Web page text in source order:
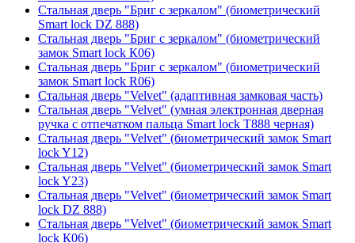
Стальная дверь "Бриг с зеркалом" (биометрический
Smart lock DZ 888)
Стальная дверь "Бриг с зеркалом" (биометрический
замок Smart lock К06)
Стальная дверь "Бриг с зеркалом" (биометрический
замок Smart lock R06)
Стальная дверь "Velvet" (адаптивная замковая часть)
Стальная дверь "Velvet" (умная электронная дверная
ручка с отпечатком пальца Smart lock T888 черная)
Стальная дверь "Velvet" (биометрический замок Smart
lock Y12)
Стальная дверь "Velvet" (биометрический замок Smart
lock Y23)
Стальная дверь "Velvet" (биометрический замок Smart
lock DZ 888)
Стальная дверь "Velvet" (биометрический замок Smart
lock К06)